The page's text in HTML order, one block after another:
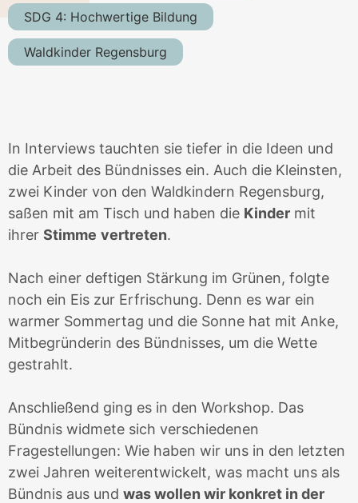
SDG 4: Hochwertige Bildung
Waldkinder Regensburg
In Interviews tauchten sie tiefer in die Ideen und
die Arbeit des Bündnisses ein. Auch die Kleinsten,
zwei Kinder von den Waldkindern Regensburg,
saßen mit am Tisch und haben die Kinder mit
ihrer Stimme vertreten.
Nach einer deftigen Stärkung im Grünen, folgte
noch ein Eis zur Erfrischung. Denn es war ein
warmer Sommertag und die Sonne hat mit Anke,
Mitbegründerin des Bündnisses, um die Wette
gestrahlt.
Anschließend ging es in den Workshop. Das
Bündnis widmete sich verschiedenen
Fragestellungen: Wie haben wir uns in den letzten
zwei Jahren weiterentwickelt, was macht uns als
Bündnis aus und was wollen wir konkret in der